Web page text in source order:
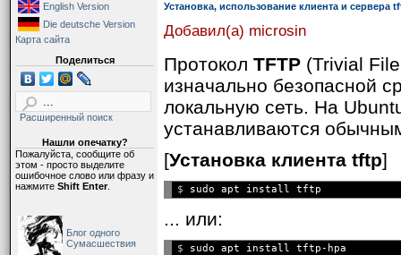
English Version
Die deutsche Version
Карта сайта
Поделиться
Расширенный поиск
Нашли опечатку?
Пожалуйста, сообщите об
этом - просто выделите
ошибочное слово или фразу и
нажмите Shift Enter.
Блог одного
Сумасшествия
Установка, использование клиента и сервера
Добавил(а) microsin
Протокол TFTP (Trivial
изначально безопасной
локальную сеть. На
устанавливаются
[Установка клиента tftp]
$
... или:
$
tftp — утилита для
SYNOPSIS
tftp [host]
ОПИСАНИЕ
Tftp это интерфейс
позволяющего
быть указан через
умолчанию для будущих
КОМАНДЫ